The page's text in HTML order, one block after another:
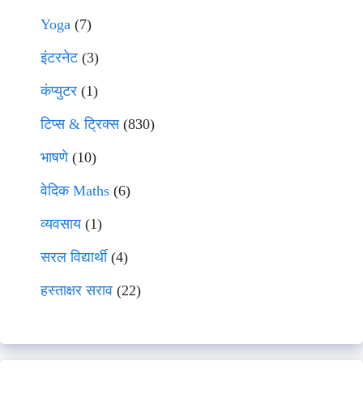
Yoga (7)
इंटरनेट(3)
कंप्युटर (1)
टिप्स & ट्रिक्स(830)
भाषणे(10)
वेदिक Maths (6)
व्यवसाय(1)
सरल विद्यार्थी(4)
हस्ताक्षर सराव (22)